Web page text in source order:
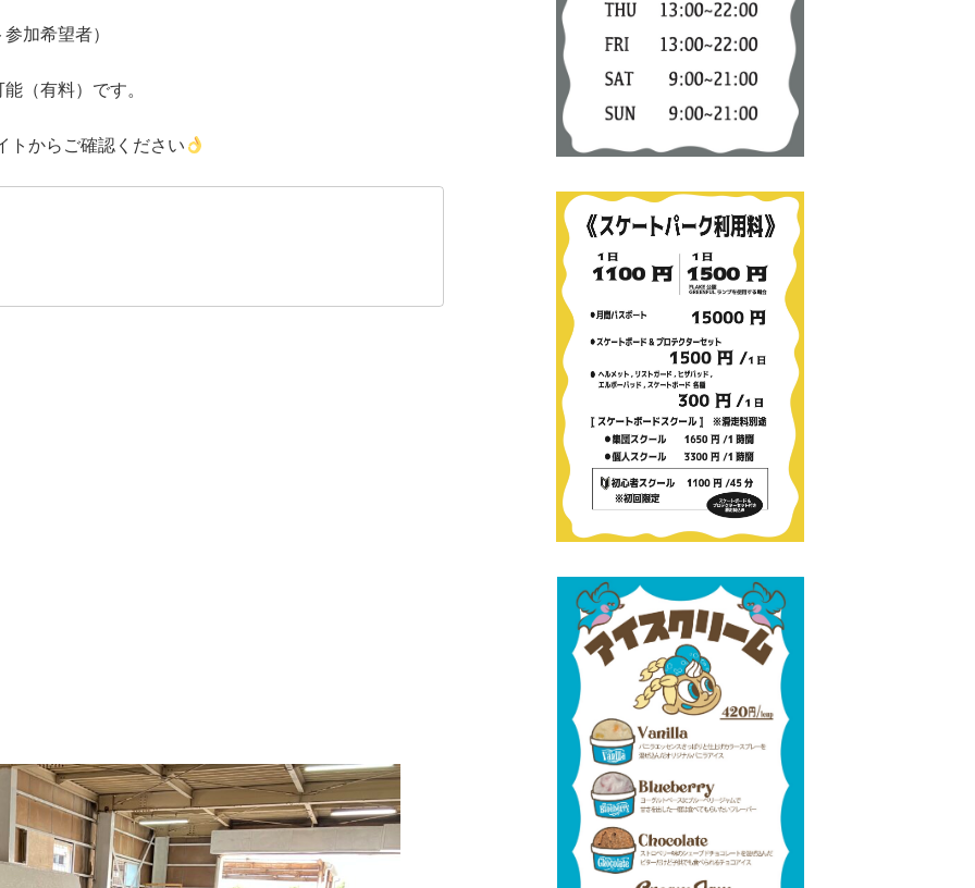
加希望者）
（有料）です。
トからご確認ください